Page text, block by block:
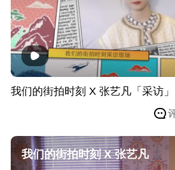
我们的街拍时刻 X 张艺凡「采访」
我们的街拍时刻 X 张艺凡